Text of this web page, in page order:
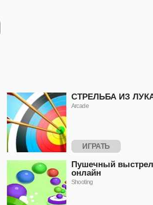
СТРЕЛЬБА ИЗ
Arcade
ИГРАТЬ
Пушечный выстрел
онлайн
Shooting